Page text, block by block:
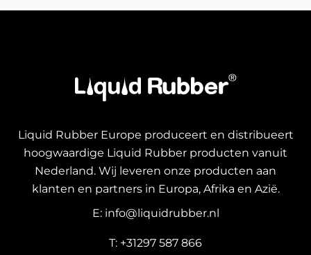
Liquid Rubber Europe produceert en distribueert
hoogwaardige Liquid Rubber producten vanuit
Nederland. Wij leveren onze producten aan
klanten en partners in Europa, Afrika en Azië.
E: info@liquidrubber.nl
T: +31297 587 866